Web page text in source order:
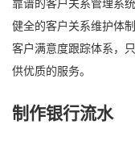
健全的客户关系维护体
客户满意度跟踪体系，
供优质的服务。
制作银行流水